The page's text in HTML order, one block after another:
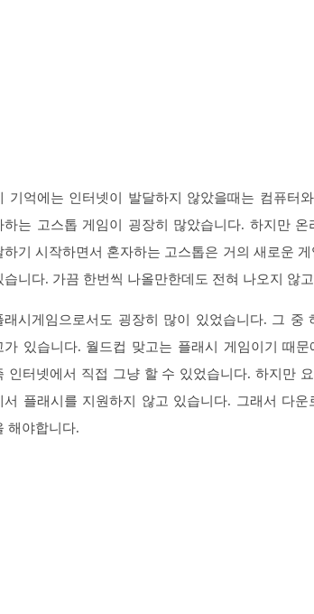
기억에는 인터넷이 발달하지 않았을때는 컴퓨터
하는 고스톱 게임이 굉장히 많았습니다. 하지만 온
하기 시작하면서 혼자하는 고스톱은 거의 새로운
습니다. 가끔 한번씩 나올만한데도 전혀 나오지 않
래시게임으로서도 굉장히 많이 있었습니다. 그 중
가 있습니다. 월드컵 맞고는 플래시 게임이기 때문
인터넷에서 직접 그냥 할 수 있었습니다. 하지만
서 플래시를 지원하지 않고 있습니다. 그래서 다운
해야합니다.